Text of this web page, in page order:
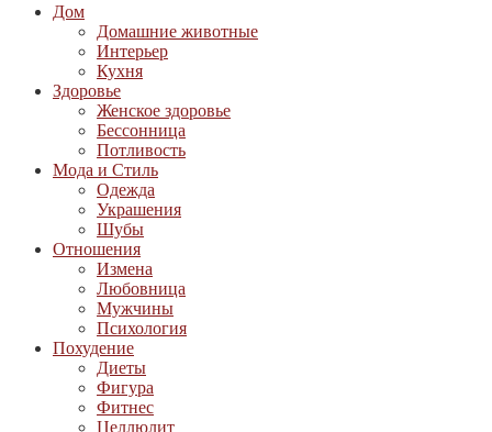
Дом
Домашние животные
Интерьер
Кухня
Здоровье
Женское здоровье
Бессонница
Потливость
Мода и Стиль
Одежда
Украшения
Шубы
Отношения
Измена
Любовница
Мужчины
Психология
Похудение
Диеты
Фигура
Фитнес
Целлюлит